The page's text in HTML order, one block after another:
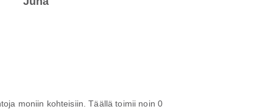
moniin kohteisiin. Täällä toimii noin 0